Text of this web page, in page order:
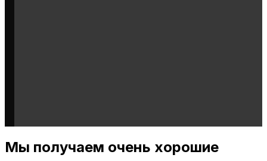
Мы получаем очень хорошие